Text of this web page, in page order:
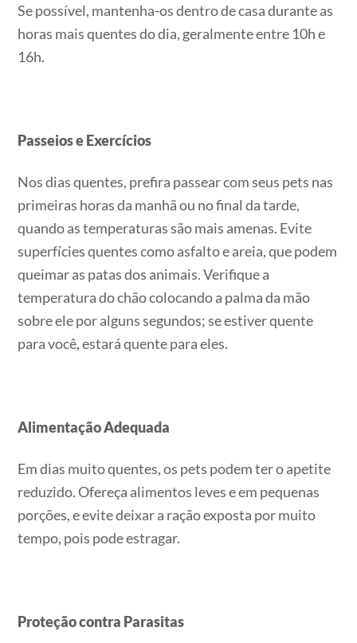
Se possível, mantenha-os dentro de casa durante as
horas mais quentes do dia, geralmente entre 10h e
16h.
Passeios e Exercícios
Nos dias quentes, prefira passear com seus pets nas
primeiras horas da manhã ou no final da tarde,
quando as temperaturas são mais amenas. Evite
superfícies quentes como asfalto e areia, que podem
queimar as patas dos animais. Verifique a
temperatura do chão colocando a palma da mão
sobre ele por alguns segundos; se estiver quente
para você, estará quente para eles.
Alimentação Adequada
Em dias muito quentes, os pets podem ter o apetite
reduzido. Ofereça alimentos leves e em pequenas
porções, e evite deixar a ração exposta por muito
tempo, pois pode estragar.
Proteção contra Parasitas